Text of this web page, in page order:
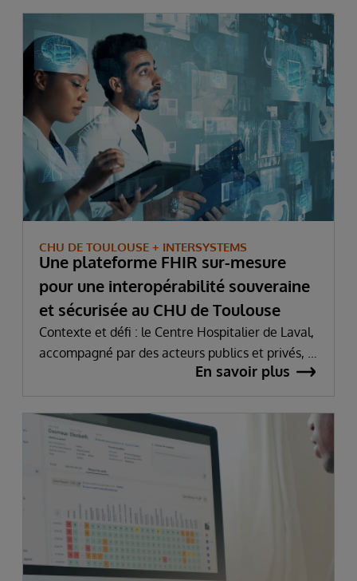
CHU DE TOULOUSE + INTERSYSTEMS
Une plateforme FHIR sur-mesure
pour une interopérabilité souveraine
et sécurisée au CHU de Toulouse
Contexte et défi : le Centre Hospitalier de Laval,
accompagné par des acteurs publics et privés, a
pris l’initiative de repenser l’organisation des
En savoir plus